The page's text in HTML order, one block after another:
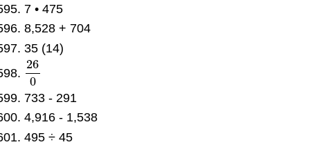
7 • 475
8,528 + 704
35 (14)
26
0
260
733 - 291
4,916 - 1,538
495 ÷ 45